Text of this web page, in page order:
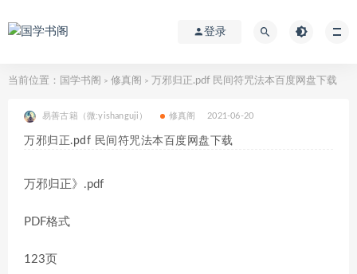
登录
当前位置： 国学书阁 > 修真阁 > 万邪归正.pdf 民间符咒法本百度网盘下载
易善古籍（微:yishanguji） 修真阁 2021-06-20
万邪归正.pdf 民间符咒法本百度网盘下载
万邪归正》.pdf
PDF格式
123页